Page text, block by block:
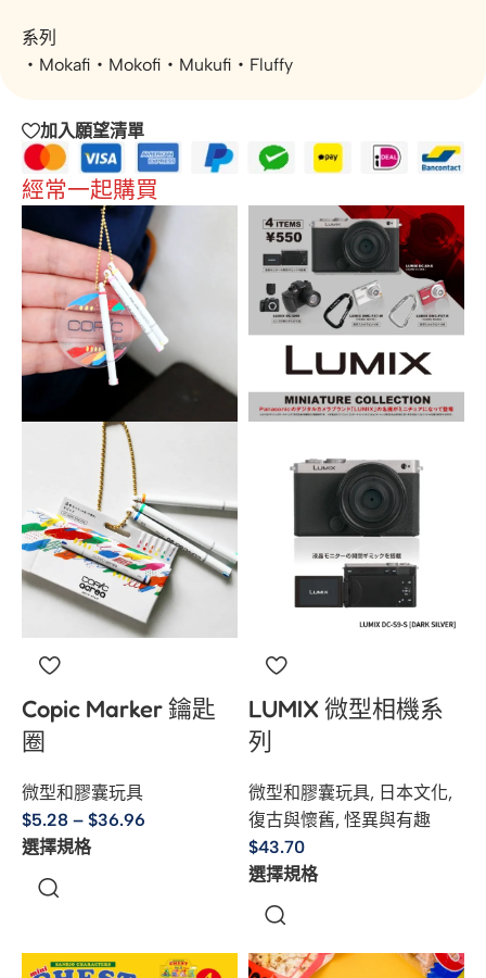
系列
・Mokafi・Mokofi・Mukufi・Fluffy
加入願望清單
經常一起購買
Copic Marker 鑰匙
圈
微型和膠囊玩具
$5.28 – $36.96
選擇規格
LUMIX 微型相機系
列
微型和膠囊玩具, 日本文化,
復古與懷舊, 怪異與有趣
$43.70
選擇規格